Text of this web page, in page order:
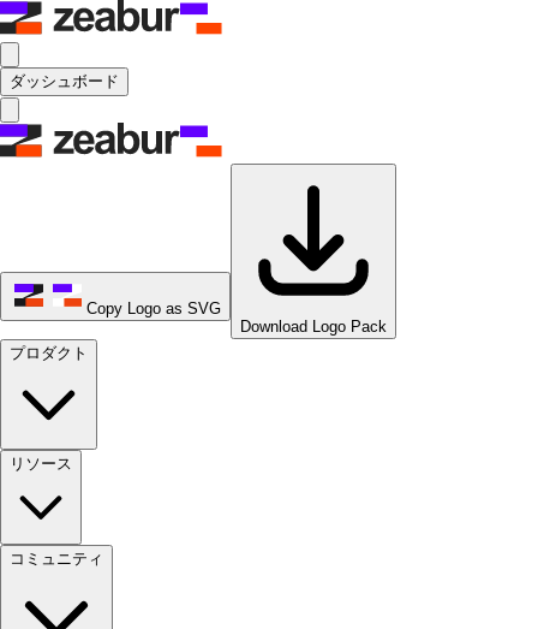
ダッシュボード
Copy Logo as SVG
Download Logo Pack
プロダクト
リソース
コミュニティ